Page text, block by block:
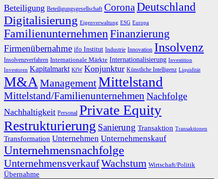
Beteiligung Beteiligungsgesellschaft CoronaDeutschland
Digitalisierung Eigenverwaltung ESG Europa
Familienunternehmen Finanzierung
Firmenübernahme ifo Institut Industrie Innovation Insolvenz
Insolvenzverfahren Internationale Märkte Internationalisierung Investition
Investoren Kapitalmarkt KfW Konjunktur Künstliche Intelligenz Liquidität
M&A ManagementMittelstand
Mittelstand/Familienunternehmen Nachfolge
Nachhaltigkeit Personal Private Equity
Restrukturierung Sanierung Transaktion Transaktionen
Transformation Unternehmen Unternehmenskauf
Unternehmensnachfolge
UnternehmensverkaufWachstum Wirtschaft/Politik
Übernahme